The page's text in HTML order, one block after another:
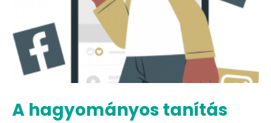
A hagyományos tanítás